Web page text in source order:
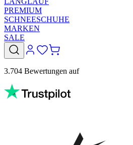
PREMIUM
SCHNEESCHUHE
MARKEN
SALE
3.704 Bewertungen auf